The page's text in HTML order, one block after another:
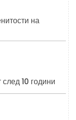
на
10 години